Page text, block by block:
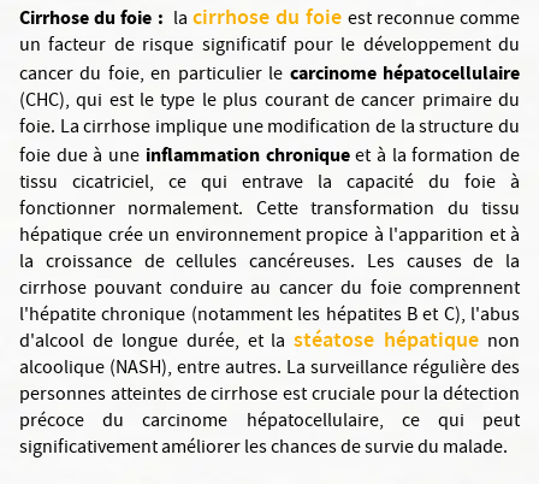
Cirrhose du foie : lacirrhose du foie est reconnue comme
un facteur de risque significatif pour le développement du
cancer du foie, en particulier le carcinome hépatocellulaire
(CHC), qui est le type le plus courant de cancer primaire du
foie. La cirrhose implique une modification de la structure du
foie due à une inflammation chroniqueet à la formation de
tissu cicatriciel, ce qui entrave la capacité du foie à
fonctionner normalement. Cette transformation du tissu
hépatique crée un environnement propice à l'apparition et à
la croissance de cellules cancéreuses. Les causes de la
cirrhose pouvant conduire au cancer du foie comprennent
l'hépatite chronique (notamment les hépatites B et C), l'abus
d'alcool de longue durée, et lastéatose hépatique non
alcoolique (NASH), entre autres. La surveillance régulière des
personnes atteintes de cirrhose est cruciale pour la détection
précoce du carcinome hépatocellulaire, ce qui peut
significativement améliorer les chances de survie du malade.